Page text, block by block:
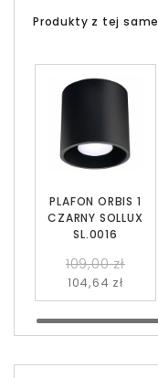
Produkty z tej
PLAFON ORBIS 1
CZARNY SOLLUX
SL.0016
109,00 zł
104,64 zł